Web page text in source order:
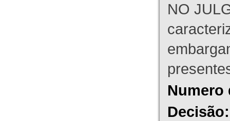
NO
Numero
Decisão: